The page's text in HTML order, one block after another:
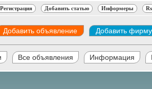
Регистрация Добавить статью Информеры
Добавить объявление Добавить фирму
Все объявления Информация